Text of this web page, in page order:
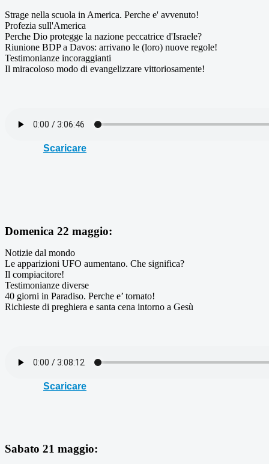
Strage nella scuola in America. Perche e' avvenuto!
Profezia sull'America
Perche Dio protegge la nazione peccatrice d'Israele?
Riunione BDP a Davos: arrivano le (loro) nuove regole!
Testimonianze incoraggianti
Il miracoloso modo di evangelizzare vittoriosamente!
Scaricare
Domenica 22 maggio:
Notizie dal mondo
Le apparizioni UFO aumentano. Che significa?
Il compiacitore!
Testimonianze diverse
40 giorni in Paradiso. Perche e’ tornato!
Richieste di preghiera e santa cena intorno a Gesù
Scaricare
Sabato 21 maggio: